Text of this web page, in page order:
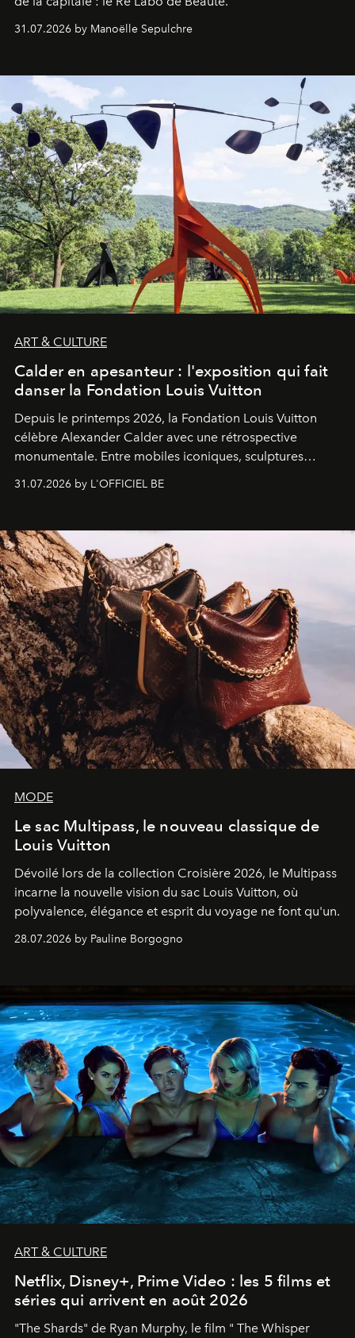
31.07.2026 by Manoëlle Sepulchre
ART & CULTURE
Calder en apesanteur : l'exposition qui fait
danser la Fondation Louis Vuitton
Depuis le printemps 2026, la Fondation Louis Vuitton
célèbre Alexander Calder avec une rétrospective
monumentale. Entre mobiles iconiques, sculptures
monumentales et poésie du mouvement, l'artiste
américain investit les espaces imaginés par Frank Gehry
sculpture.
31.07.2026 by L'OFFICIEL BE
MODE
Le sac Multipass, le nouveau classique de
Louis Vuitton
Dévoilé lors de la collection Croisière 2026, le Multipass
incarne la nouvelle vision du sac Louis Vuitton, où
polyvalence, élégance et esprit du voyage ne font qu'un.
28.07.2026 by Pauline Borgogno
ART & CULTURE
Netflix, Disney+, Prime Video : les 5 films et
séries qui arrivent en août 2026
"The Shards" de Ryan Murphy, le film " The Whisper